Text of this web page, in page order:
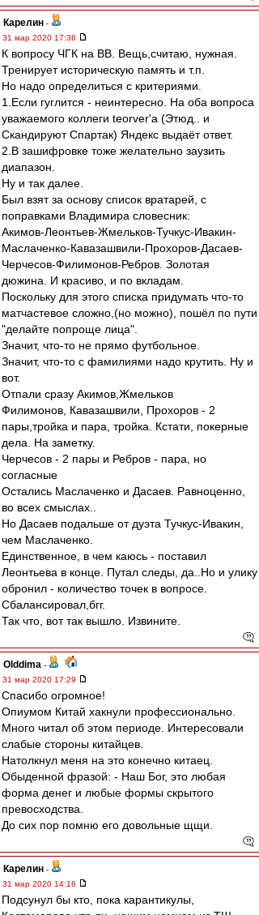
Карелин -
31 мар 2020 17:36
К вопросу ЧГК на ВВ. Вещь,считаю, нужная.
Тренирует историческую память и т.п.
Но надо определиться с критериями.
1.Если гуглится - неинтересно. На оба вопроса
уважаемого коллеги teorver'а (Этюд.. и
Скандируют Спартак) Яндекс выдаёт ответ.
2.В зашифровке тоже желательно заузить
диапазон.
Ну и так далее.
Был взят за основу список вратарей, с
поправками Владимира словесник:
Акимов-Леонтьев-Жмельков-Тучкус-Ивакин-
Маслаченко-Кавазашвили-Прохоров-Дасаев-
Черчесов-Филимонов-Ребров. Золотая
дюжина. И красиво, и по вкладам.
Поскольку для этого списка придумать что-то
матчастевое сложно,(но можно), пошёл по пути
"делайте попроще лица".
Значит, что-то не прямо футбольное.
Значит, что-то с фамилиями надо крутить. Ну и
вот.
Отпали сразу Акимов,Жмельков
Филимонов, Кавазашвили, Прохоров - 2
пары,тройка и пара, тройка. Кстати, покерные
дела. На заметку.
Черчесов - 2 пары и Ребров - пара, но
согласные
Остались Маслаченко и Дасаев. Равноценно,
во всех смыслах..
Но Дасаев подальше от дуэта Тучкус-Ивакин,
чем Маслаченко.
Единственное, в чем каюсь - поставил
Леонтьева в конце. Путал следы, да..Но и улику
обронил - количество точек в вопросе.
Сбалансировал,бгг.
Так что, вот так вышло. Извините.
Olddima -
31 мар 2020 17:29
Спасибо огромное!
Опиумом Китай хакнули профессионально.
Много читал об этом периоде. Интересовали
слабые стороны китайцев.
Натолкнул меня на это конечно китаец.
Обыденной фразой: - Наш Бог, это любая
форма денег и любые формы скрытого
превосходства.
До сих пор помню его довольные щщи.
Карелин -
31 мар 2020 14:16
Подсунул бы кто, пока карантикулы,